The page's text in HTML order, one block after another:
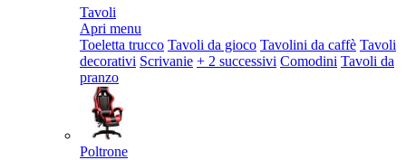
Tavoli
Apri menu
Toeletta trucco Tavoli da gioco Tavolini da caffè Tavoli
decorativi Scrivanie + 2 successivi Comodini Tavoli da
pranzo
Poltrone